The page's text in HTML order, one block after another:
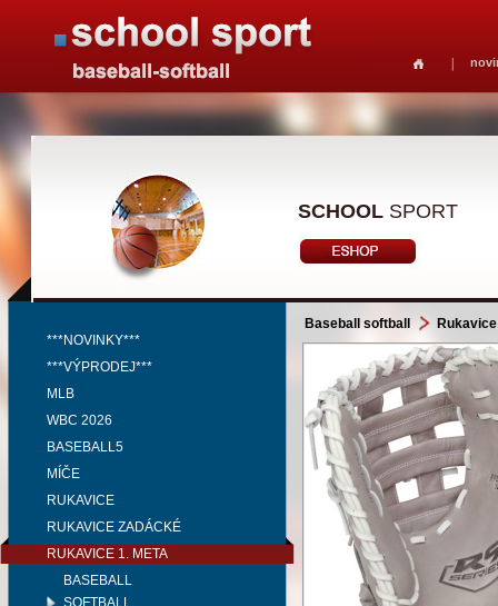
SCHOOL SPORT
***NOVINKY***
***VÝPRODEJ***
MLB
WBC 2026
BASEBALL5
MÍČE
RUKAVICE
RUKAVICE ZADÁCKÉ
RUKAVICE 1. META
BASEBALL
SOFTBALL
Baseball softball